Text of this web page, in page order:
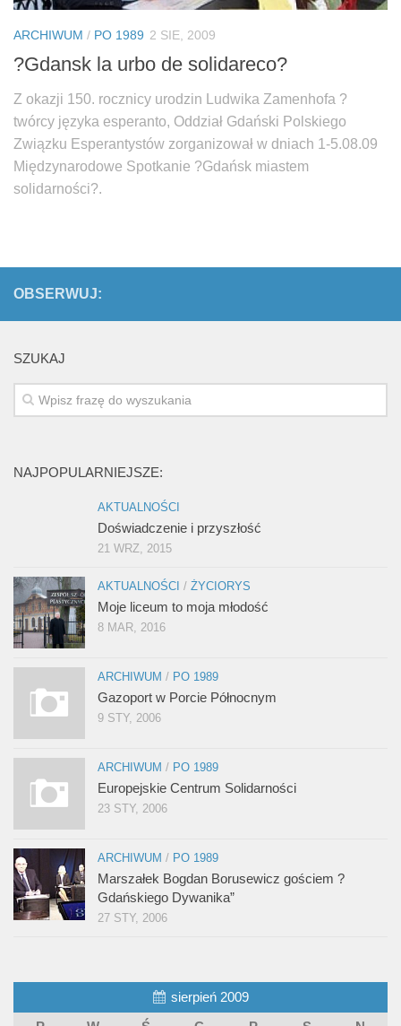
ARCHIWUM / PO 1989 2 SIE, 2009
?Gdansk la urbo de solidareco?
Z okazji 150. rocznicy urodzin Ludwika Zamenhofa ?
twórcy języka esperanto, Oddział Gdański Polskiego
Związku Esperantystów zorganizował w dniach 1-5.08.09
Międzynarodowe Spotkanie ?Gdańsk miastem
solidarności?.
OBSERWUJ:
SZUKAJ
NAJPOPULARNIEJSZE:
AKTUALNOŚCI
Doświadczenie i przyszłość
21 WRZ, 2015
AKTUALNOŚCI / ŻYCIORYS
Moje liceum to moja młodość
8 MAR, 2016
ARCHIWUM / PO 1989
Gazoport w Porcie Północnym
9 STY, 2006
ARCHIWUM / PO 1989
Europejskie Centrum Solidarności
23 STY, 2006
ARCHIWUM / PO 1989
Marszałek Bogdan Borusewicz gościem ?
Gdańskiego Dywanika”
27 STY, 2006
sierpień 2009